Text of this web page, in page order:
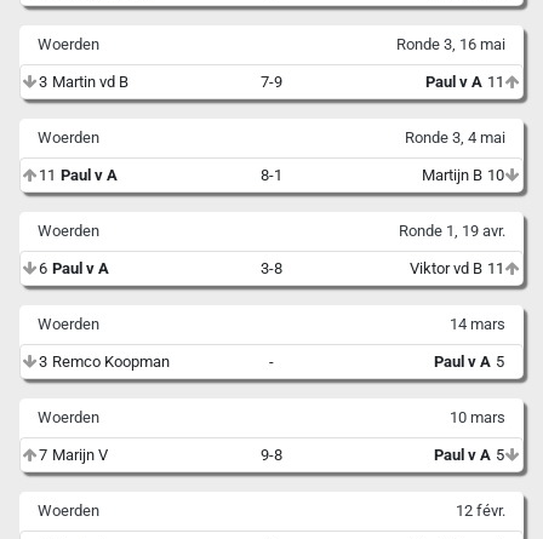
Woerden Ronde 3, 16 mai
3 Martin vd B 7-9 Paul v A 11
Woerden Ronde 3, 4 mai
11 Paul v A 8-1 Martijn B 10
Woerden Ronde 1, 19 avr.
6 Paul v A 3-8 Viktor vd B 11
Woerden 14 mars
3 Remco Koopman - Paul v A 5
Woerden 10 mars
7 Marijn V 9-8 Paul v A 5
Woerden 12 févr.